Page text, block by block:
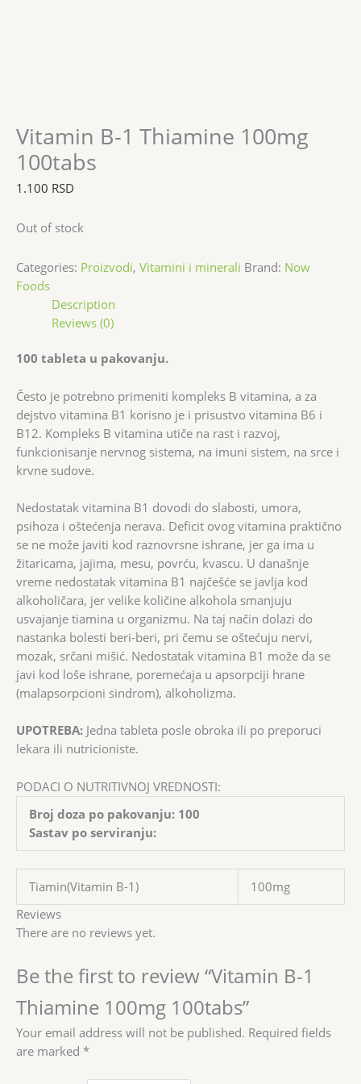
Vitamin B-1 Thiamine 100mg
100tabs
1.100 RSD
Out of stock
Categories: Proizvodi, Vitamini i minerali Brand: Now
Foods
Description
Reviews (0)
100 tableta u pakovanju.
Često je potrebno primeniti kompleks B vitamina, a za
dejstvo vitamina B1 korisno je i prisustvo vitamina B6 i
B12. Kompleks B vitamina utiče na rast i razvoj,
funkcionisanje nervnog sistema, na imuni sistem, na srce i
krvne sudove.
Nedostatak vitamina B1 dovodi do slabosti, umora,
psihoza i oštećenja nerava. Deficit ovog vitamina praktično
se ne može javiti kod raznovrsne ishrane, jer ga ima u
žitaricama, jajima, mesu, povrću, kvascu. U današnje
vreme nedostatak vitamina B1 najčešće se javlja kod
alkoholičara, jer velike količine alkohola smanjuju
usvajanje tiamina u organizmu. Na taj način dolazi do
nastanka bolesti beri-beri, pri čemu se oštećuju nervi,
mozak, srčani mišić. Nedostatak vitamina B1 može da se
javi kod loše ishrane, poremećaja u apsorpciji hrane
(malapsorpcioni sindrom), alkoholizma.
UPOTREBA: Jedna tableta posle obroka ili po preporuci
lekara ili nutricioniste.
PODACI O NUTRITIVNOJ VREDNOSTI:
Broj doza po pakovanju: 100
Sastav po serviranju:
Tiamin(Vitamin B-1)
100mg
Reviews
There are no reviews yet.
Be the first to review “Vitamin B-1
Thiamine 100mg 100tabs”
Your email address will not be published. Required fields
are marked *